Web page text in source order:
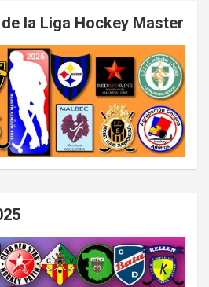
la Liga Hockey Master